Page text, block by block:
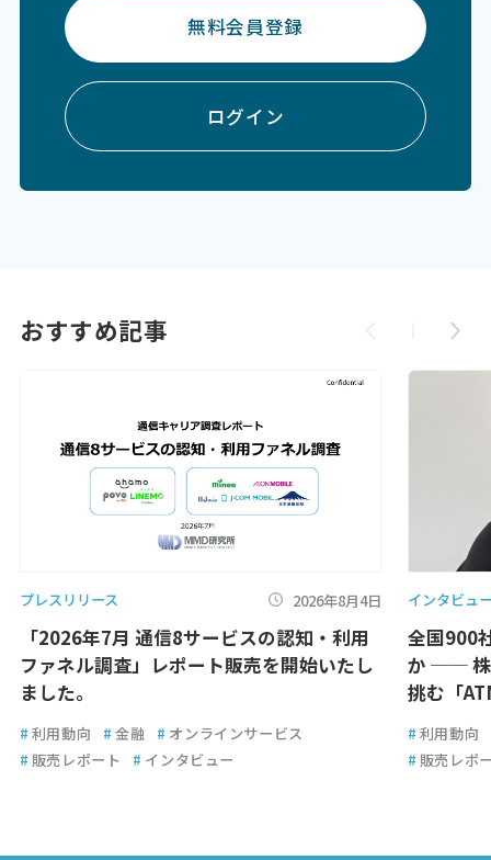
無料会員登録
ログイン
おすすめ記事
プレスリリース 2026年8月4日
「2026年7月 通信8サービスの認知・利用
ファネル調査」レポート販売を開始いたし
ました。
# 利用動向 # 金融 # オンラインサービス
# 販売レポート # インタビュー
インタビュ
全国900
か ── 株
挑む「
# 利用動向
# 販売レポ